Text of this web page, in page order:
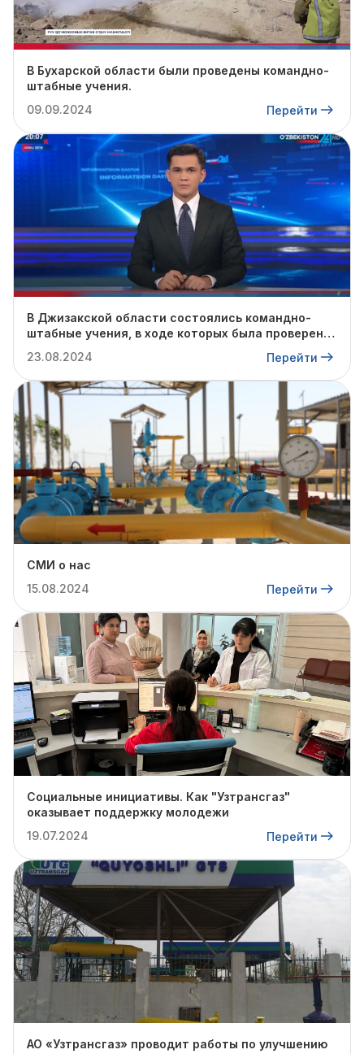
В Бухарской области были проведены командно-
штабные учения.
09.09.2024
Перейти
В Джизакской области состоялись командно-
штабные учения, в ходе которых была проверена
осенне-зимнему сезону.
23.08.2024 Перейти
СМИ о нас
15.08.2024
Перейти
Социальные инициативы. Как "Узтрансгаз"
оказывает поддержку молодежи
19.07.2024
Перейти
АО «Узтрансгаз» проводит работы по улучшению